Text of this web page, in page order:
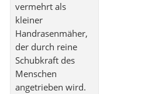
vermehrt als
kleiner
Handrasenmäher,
der durch reine
Schubkraft des
Menschen
angetrieben wird.